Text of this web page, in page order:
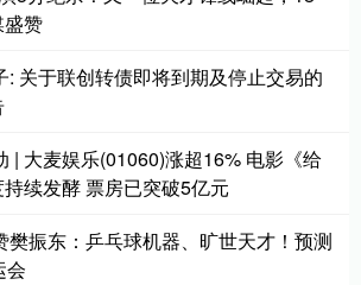
赞
: 关于联创转债即将到期及停止交易的
| 大麦娱乐(01060)涨超16% 电影《给
续发酵 票房已突破5亿元
樊振东：乒乓球机器、旷世天才！预测
会